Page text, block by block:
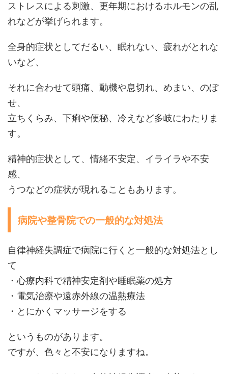
ストレスによる刺激、更年期におけるホルモンの乱
れなどが挙げられます。
全身的症状としてだるい、眠れない、疲れがとれな
いなど、
それに合わせて頭痛、動機や息切れ、めまい、のぼ
せ、
立ちくらみ、下痢や便秘、冷えなど多岐にわたりま
す。
精神的症状として、情緒不安定、イライラや不安
感、
うつなどの症状が現れることもあります。
病院や整骨院での一般的な対処法
自律神経失調症で病院に行くと一般的な対処法とし
て
・心療内科で精神安定剤や睡眠薬の処方
・電気治療や遠赤外線の温熱療法
・とにかくマッサージをする
というものがあります。
ですが、色々と不安になりますね。